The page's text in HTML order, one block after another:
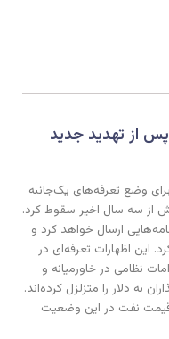
پس از تهدید جدید
برای وضع تعرفه‌های یک‌جانبه
از سه سال اخیر سقوط کرد.
ارسال خواهد کرد و
این اظهارات تعرفه‌ای در
نظامی در خاورمیانه و
به دلار را متزلزل کرده‌اند.
نفت در این وضعیت